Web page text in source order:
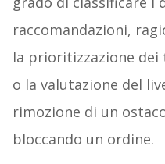
raccomandazioni,
la prioritizzazione
o la valutazione del
rimozione di un
bloccando un ordine.